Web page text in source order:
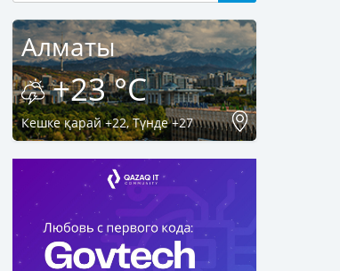
Алматы
+23 °C
Кешке қарай +22, Түнде +27